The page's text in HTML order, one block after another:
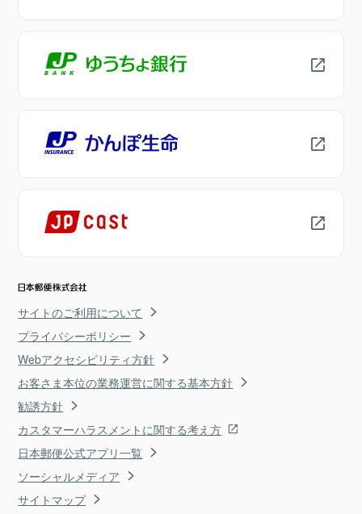
サイトのご利用について
プライバシーポリシー
Webアクセシビリティ方針
お客さま本位の業務運営に関する基本方針
勧誘方針
カスタマーハラスメントに関する考え方
日本郵便公式アプリ一覧
ソーシャルメディア
サイトマップ